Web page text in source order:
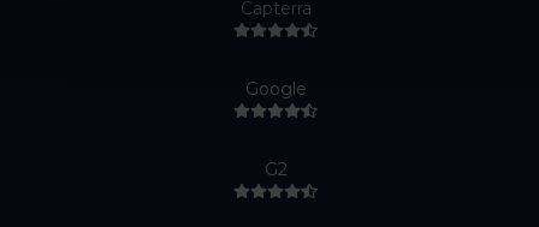
Capterra
Google
G2